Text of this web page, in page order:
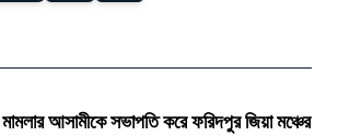
আসামীকে সভাপতি করে ফরিদপুর জিয়া মঞ্চের